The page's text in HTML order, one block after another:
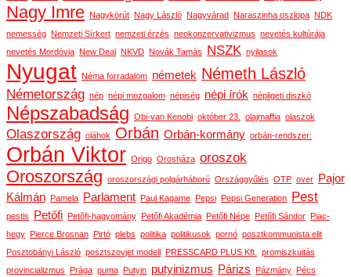
Nagy Imre Nagykörút Nagy László Nagyvárad Naraszinha oszlopa NDK
nemesség Nemzeti Sírkert nemzeti érzés neokonzervativizmus nevetés kultúrája
nevetés Mordóvia New Deal NKVD Novák Tamás NSZK nyilasok
Nyugat Néma forradalom németek Németh László
Németország nép népi mozgalom népiség népi írók népligeti diszkó
Népszabadság Obi-van Kenobi október 23. olajmaffia olaszok
Olaszország oláhok Orbán Orbán-kormány orbán-rendszer:
Orbán Viktor Origo Orosháza oroszok
Oroszország oroszországi polgárháború Országgyűlés OTP over
Pajor
Kálmán
Pamela Parlament Paul Kagame Pepsi Pepsi Generation Pest
pestis Petőfi Petőfi-hagyomány Petőfi Akadémia Petőfi Népe Petőfi Sándor
Piac-
hegy
Pierce Brosnan Pirtó plebs politika politikusok pornó posztkommunista elit
Posztobányi László posztszovjet modell PRESSCARD PLUS Kft.
promiszkuitás
provincializmus
Prága puma Putyin putyinizmus Párizs Pázmány
Pécs